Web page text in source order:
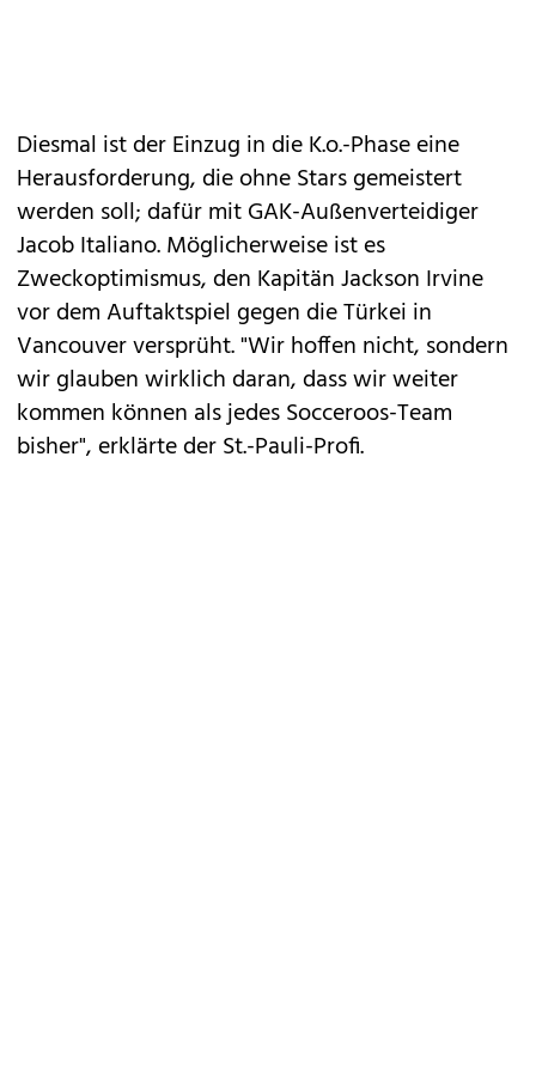
Diesmal ist der Einzug in die K.o.-Phase eine
Herausforderung, die ohne Stars gemeistert
werden soll; dafür mit GAK-Außenverteidiger
Jacob Italiano. Möglicherweise ist es
Zweckoptimismus, den Kapitän Jackson Irvine
vor dem Auftaktspiel gegen die Türkei in
Vancouver versprüht. "Wir hoffen nicht, sondern
wir glauben wirklich daran, dass wir weiter
kommen können als jedes Socceroos-Team
bisher", erklärte der St.-Pauli-Profi.